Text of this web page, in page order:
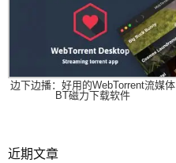
边下边播：好用的WebTorrent流媒体
BT磁力下载软件
近期文章